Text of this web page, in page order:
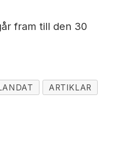
fram till den 30
ARTIKLAR